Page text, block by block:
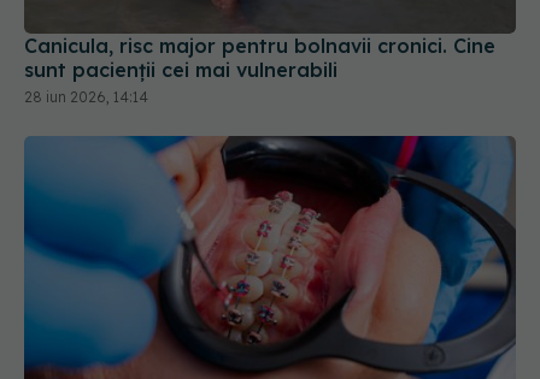
Canicula, risc major pentru bolnavii cronici. Cine
sunt pacienții cei mai vulnerabili
28 iun 2026, 14:14